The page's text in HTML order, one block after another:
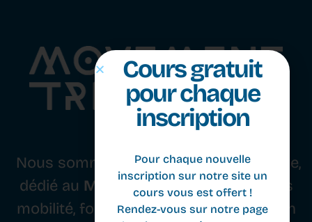
Nous sommes un studio basé à Genève,
dédié au Movement. Nous combinons
mobilité, force, équilibre et coordination
Cours gratuit
pour chaque
inscription
Pour chaque nouvelle
inscription sur notre site un